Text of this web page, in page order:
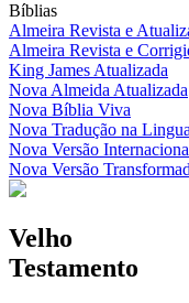
Bíblias
Almeira Revista e
Almeira Revista e
King James Atualizada
Nova Almeida Atualizada
Nova Bíblia Viva
Nova Tradução na
Nova Versão
Nova Versão
Velho
Testamento